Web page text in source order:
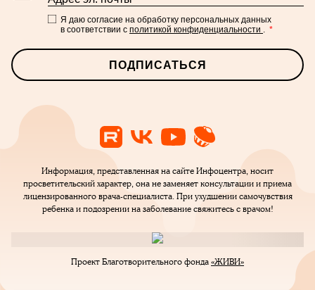
Я даю согласие на обработку персональных данных
в соответствии с политикой конфиденциальности . *
ПОДПИСАТЬСЯ
Информация, представленная на сайте Инфоцентра, носит
просветительский характер, она не заменяет консультации и приема
лицензированного врача-специалиста. При ухудшении самочувствия
ребенка и подозрении на заболевание свяжитесь с врачом!
Проект Благотворительного фонда«ЖИВИ»